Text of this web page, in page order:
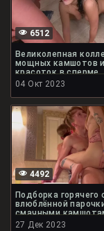
6512
Великолепная
мощных камшотов
красоток в сперме
04 Окт 2023
4492
Подборка горячего
влюблённой
смачными
27 Дек 2023